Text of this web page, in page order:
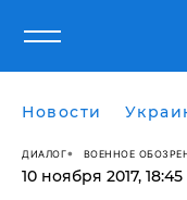
Новости
ДИАЛОГ ВОЕННОЕ
10 ноября 2017, 18:45